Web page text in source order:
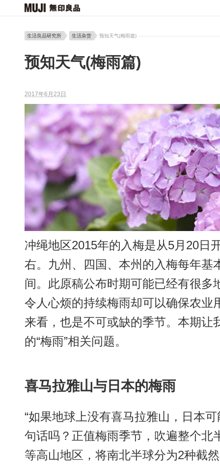
生活良品研究所 生活杂货 预知天气(梅雨篇)
预知天气(梅雨篇)
2017年6月23日
冲绳地区2015年的入梅是从5月20日
右。九州、四国、本州的入梅每年基
间。此原稿公布时期可能已经有很多
令人心烦的持续梅雨却可以确保农业
来看，也是不可或缺的季节。本期让
的“梅雨”相关问题。
喜马拉雅山与日本的梅雨
“如果地球上没有喜马拉雅山，日本
句话吗？正值梅雨季节，吹遍整个北
等高山地区，将南北半球分为2种截